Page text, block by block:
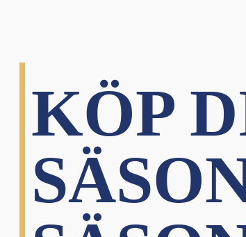
KÖP